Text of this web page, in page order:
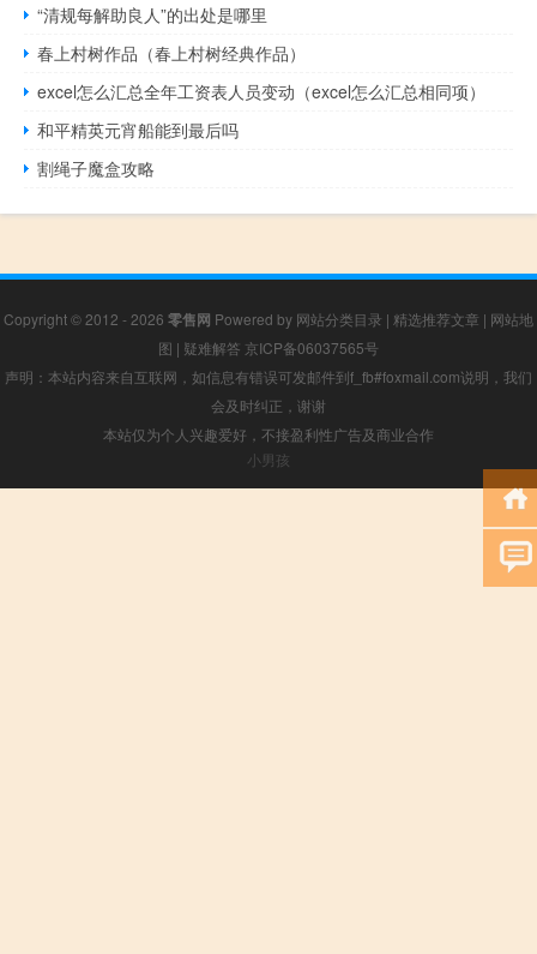
“清规每解助良人”的出处是哪里
春上村树作品（春上村树经典作品）
excel怎么汇总全年工资表人员变动（excel怎么汇总相同项）
和平精英元宵船能到最后吗
割绳子魔盒攻略
Copyright © 2012 - 2026 零售网 Powered by 网站分类目录 | 精选推荐文章 | 网站地
图 | 疑难解答 京ICP备06037565号
声明：本站内容来自互联网，如信息有错误可发邮件到f_fb#foxmail.com说明，我们
会及时纠正，谢谢
本站仅为个人兴趣爱好，不接盈利性广告及商业合作
小男孩